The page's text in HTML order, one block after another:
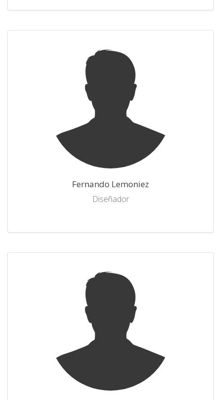
Fernando Lemoniez
Diseñador